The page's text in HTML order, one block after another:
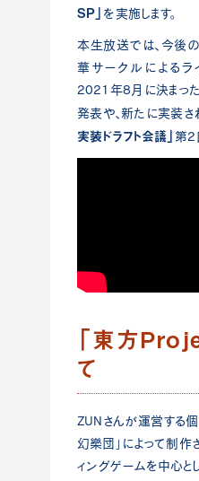
SP」 を実施します。
本生放送では、今後
華サークルによるラ
2021年8月に決まっ
発表や、新たに実装
実装ドラフト会議」 第2
「東方
て
ZUNさんが運営する
幻樂団」によって制作
ィングゲームを中心と